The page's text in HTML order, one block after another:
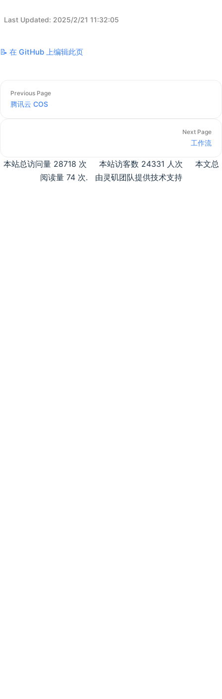
Last Updated: 2025/2/21 11:32:05
📝 在 GitHub 上编辑此页
Previous Page
腾讯云 COS
Next Page
工作流
本站总访问量 28718 次 本站访客数 24331 人次
本文总
阅读量 74 次. 由灵矶团队提供技术支持